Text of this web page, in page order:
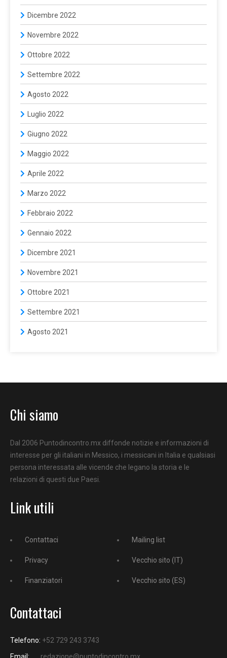
Dicembre 2022
Novembre 2022
Ottobre 2022
Settembre 2022
Agosto 2022
Luglio 2022
Giugno 2022
Maggio 2022
Aprile 2022
Marzo 2022
Febbraio 2022
Gennaio 2022
Dicembre 2021
Novembre 2021
Ottobre 2021
Settembre 2021
Agosto 2021
Chi siamo
Dal 2006 Puntodincontro.mx diffonde notizie e informazioni di
interesse per gli italiani in Messico, i messicani in Italia e qualsiasi
persona interessata alle vicende che legano la storia e le
relazioni di questi due Paesi.
Link utili
Contattaci
Privacy
Finanziatori
Mailing list
Vecchio sito (IT)
Vecchio sito (ES)
Contattaci
Telefono: +52 729 243 3743
Email:
redazione@puntodincontro.mx